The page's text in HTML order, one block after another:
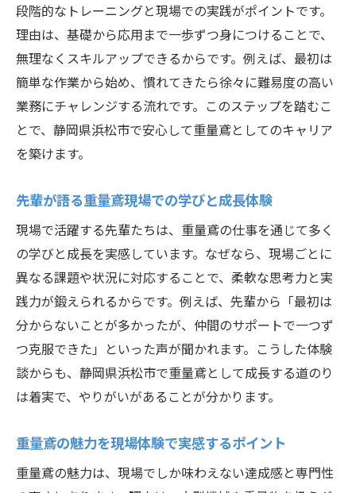
段階的なトレーニングと現場での実践がポイントです。
理由は、基礎から応用まで一歩ずつ身につけることで、
無理なくスキルアップできるからです。例えば、最初は
簡単な作業から始め、慣れてきたら徐々に難易度の高い
業務にチャレンジする流れです。このステップを踏むこ
とで、静岡県浜松市で安心して重量鳶としてのキャリア
を築けます。
先輩が語る重量鳶現場での学びと成長体験
現場で活躍する先輩たちは、重量鳶の仕事を通じて多く
の学びと成長を実感しています。なぜなら、現場ごとに
異なる課題や状況に対応することで、柔軟な思考力と実
践力が鍛えられるからです。例えば、先輩から「最初は
分からないことが多かったが、仲間のサポートで一つず
つ克服できた」といった声が聞かれます。こうした体験
談からも、静岡県浜松市で重量鳶として成長する道のり
は着実で、やりがいがあることが分かります。
重量鳶の魅力を現場体験で実感するポイント
重量鳶の魅力は、現場でしか味わえない達成感と専門性